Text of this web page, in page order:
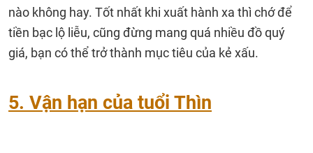
nào không hay. Tốt nhất khi xuất hành xa thì chớ để
tiền bạc lộ liễu, cũng đừng mang quá nhiều đồ quý
giá, bạn có thể trở thành mục tiêu của kẻ xấu.
5. Vận hạn của tuổi Thìn